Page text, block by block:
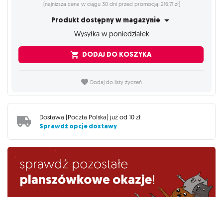
(najniższa cena w ciągu 30 dni przed promocją: 216,71 zł)
Produkt dostępny w magazynie
Wysyłka w poniedziałek
DODAJ DO KOSZYKA
Dodaj do listy życzeń
Dostawa (Poczta Polska) już od 10 zł
Sprawdź opcje dostawy